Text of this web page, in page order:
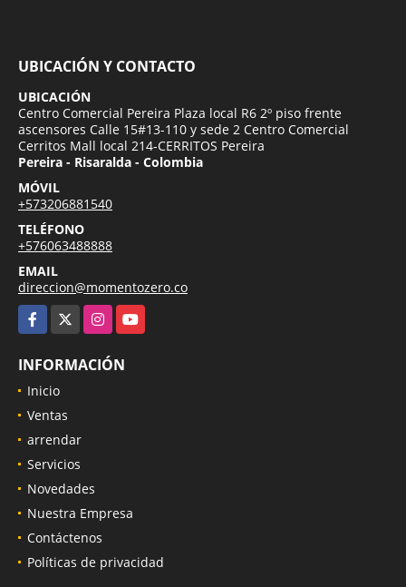
UBICACIÓN Y CONTACTO
UBICACIÓN
Centro Comercial Pereira Plaza local R6 2º piso frente
ascensores Calle 15#13-110 y sede 2 Centro Comercial
Cerritos Mall local 214-CERRITOS Pereira
Pereira - Risaralda - Colombia
MÓVIL
+573206881540
TELÉFONO
+576063488888
EMAIL
direccion@momentozero.co
Facebook
InstagramYouTube
INFORMACIÓN
Inicio
Ventas
arrendar
Servicios
Novedades
Nuestra Empresa
Contáctenos
Políticas de privacidad